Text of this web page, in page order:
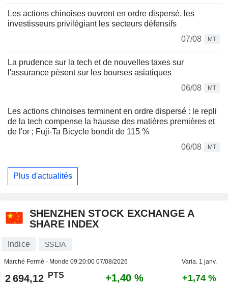
Les actions chinoises ouvrent en ordre dispersé, les
investisseurs privilégiant les secteurs défensifs
07/08
MT
La prudence sur la tech et de nouvelles taxes sur
l'assurance pèsent sur les bourses asiatiques
06/08
MT
Les actions chinoises terminent en ordre dispersé : le repli
de la tech compense la hausse des matières premières et
de l'or ; Fuji-Ta Bicycle bondit de 115 %
06/08
MT
Plus d'actualités
SHENZHEN STOCK EXCHANGE A
SHARE INDEX
Indice SSEIA
Marché Fermé - Monde 09:20:00 07/08/2026 Varia. 1 janv.
2 694,12 PTS +1,40 % +1,74 %